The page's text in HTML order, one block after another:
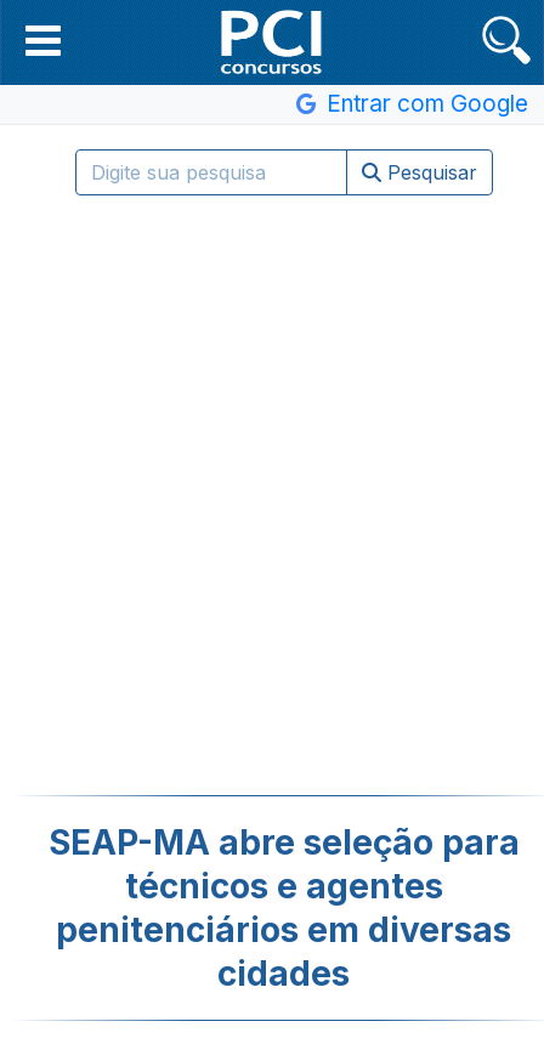
Entrar com Google
Pesquisar
SEAP-MA abre seleção para
técnicos e agentes
penitenciários em diversas
cidades